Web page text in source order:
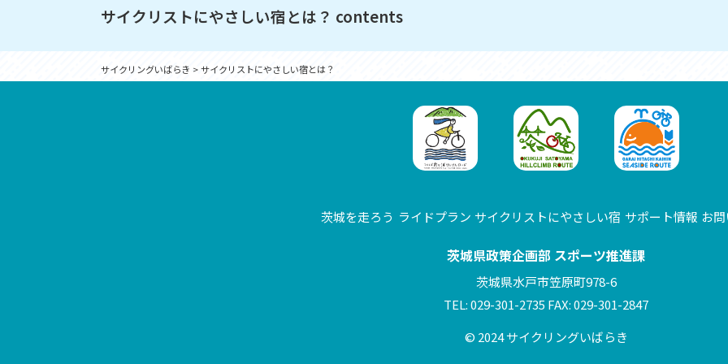
サイクリストにやさしい宿とは？ contents
サイクリングいばらき >サイクリストにやさしい宿とは？
茨城を走ろう ライドプラン サイクリストにやさしい宿 サポート情報 お
茨城県政策企画部 スポーツ推進課
茨城県水戸市笠原町978-6
TEL: 029-301-2735 FAX: 029-301-2847
© 2024 サイクリングいばらき